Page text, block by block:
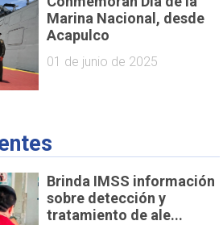
Marina Nacional, desde
Acapulco
01 de junio de 2025
Brinda IMSS información
sobre detección y
tratamiento de ale...